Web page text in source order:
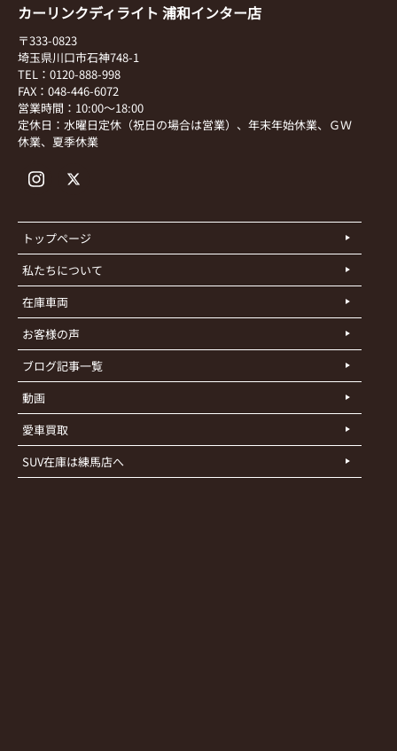
カーリンクディライト 浦和インター店
〒333-0823
埼玉県川口市石神748-1
TEL：0120-888-998
FAX：048-446-6072
営業時間：10:00～18:00
定休日：水曜日定休（祝日の場合は営業）、年末年始休業、ＧＷ
休業、夏季休業
トップページ
私たちについて
在庫車両
お客様の声
ブログ記事一覧
動画
愛車買取
SUV在庫は練馬店へ